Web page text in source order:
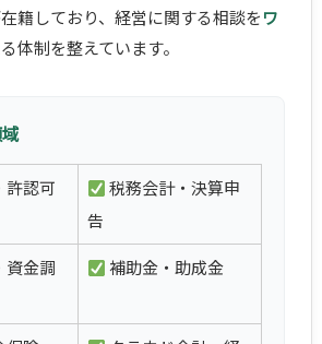
籍しており、経営に関する相談をワ
体制を整えています。
許認可
税務会計・決算申
告
資金調
補助金・助成金